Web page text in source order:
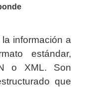
información a
estándar,
o XML. Son
que